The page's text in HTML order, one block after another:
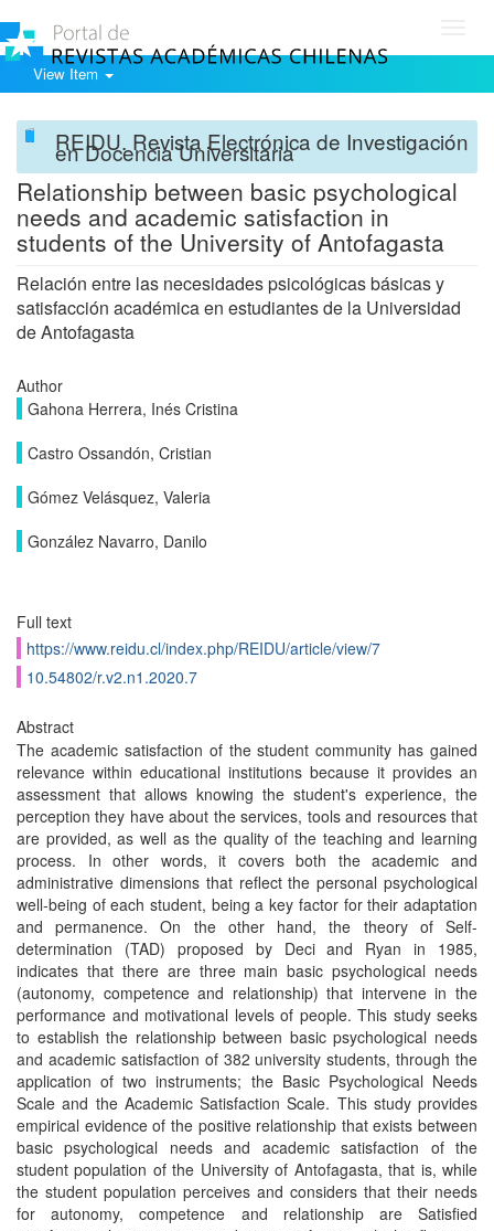
View Item
REIDU. Revista Electrónica de Investigación
en Docencia Universitaria
Relationship between basic psychological
needs and academic satisfaction in
students of the University of Antofagasta
Relación entre las necesidades psicológicas básicas y
satisfacción académica en estudiantes de la Universidad
de Antofagasta
Author
Gahona Herrera, Inés Cristina
Castro Ossandón, Cristian
Gómez Velásquez, Valeria
González Navarro, Danilo
Full text
https://www.reidu.cl/index.php/REIDU/article/view/7
10.54802/r.v2.n1.2020.7
Abstract
The academic satisfaction of the student community has gained
relevance within educational institutions because it provides an
assessment that allows knowing the student's experience, the
perception they have about the services, tools and resources that
are provided, as well as the quality of the teaching and learning
process. In other words, it covers both the academic and
administrative dimensions that reflect the personal psychological
well-being of each student, being a key factor for their adaptation
and permanence. On the other hand, the theory of Self-
determination (TAD) proposed by Deci and Ryan in 1985,
indicates that there are three main basic psychological needs
(autonomy, competence and relationship) that intervene in the
performance and motivational levels of people. This study seeks
to establish the relationship between basic psychological needs
and academic satisfaction of 382 university students, through the
application of two instruments; the Basic Psychological Needs
Scale and the Academic Satisfaction Scale. This study provides
empirical evidence of the positive relationship that exists between
basic psychological needs and academic satisfaction of the
student population of the University of Antofagasta, that is, while
the student population perceives and considers that their needs
for autonomy, competence and relationship are Satisfied